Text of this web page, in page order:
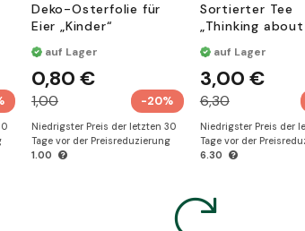
Deko-Osterfolie für
Eier „Kinder“
auf Lager
0,80 €
1,00 -20%
Niedrigster Preis der letzten 30
Tage vor der Preisreduzierung
1.00
Sortierter Tee
„Thinking
20 Beutel
auf Lager
3,00 €
6,30
Niedrigster Preis der
Tage vor der
6.30